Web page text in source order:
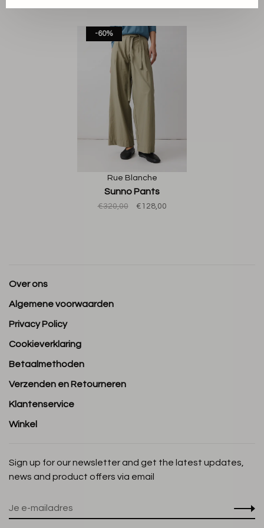
-60%
Rue Blanche
Sunno Pants
€320,00 €128,00
Over ons
Algemene voorwaarden
Privacy Policy
Cookieverklaring
Betaalmethoden
Verzenden en Retourneren
Klantenservice
Winkel
Sign up for our newsletter and get the latest updates,
news and product offers via email